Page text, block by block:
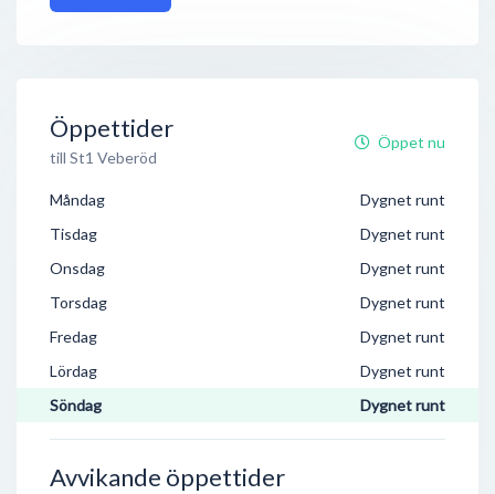
Öppettider
till St1 Veberöd
Öppet nu
Måndag
Dygnet runt
Tisdag
Dygnet runt
Onsdag
Dygnet runt
Torsdag
Dygnet runt
Fredag
Dygnet runt
Lördag
Dygnet runt
Söndag
Dygnet runt
Avvikande öppettider